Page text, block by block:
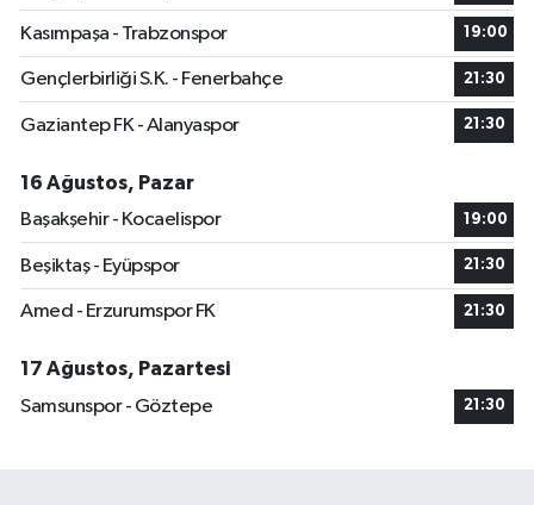
Kasımpaşa - Trabzonspor 19:00
Gençlerbirliği S.K. - Fenerbahçe 21:30
Gaziantep FK - Alanyaspor 21:30
16 Ağustos, Pazar
Başakşehir - Kocaelispor
19:00
Beşiktaş - Eyüpspor 21:30
Amed - Erzurumspor FK 21:30
17 Ağustos, Pazartesi
Samsunspor - Göztepe
21:30